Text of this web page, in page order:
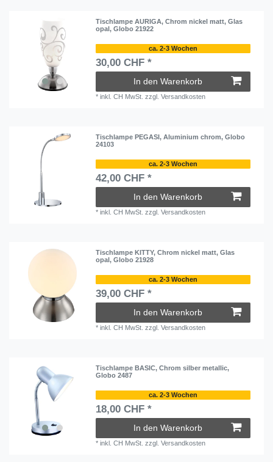
Tischlampe AURIGA, Chrom nickel matt, Glas
opal, Globo 21922
ca. 2-3 Wochen
30,00 CHF *
In den Warenkorb
*inkl. CH MwSt. zzgl.Versandkosten
Tischlampe PEGASI, Aluminium chrom, Globo
24103
ca. 2-3 Wochen
42,00 CHF *
In den Warenkorb
*inkl. CH MwSt. zzgl.Versandkosten
Tischlampe KITTY, Chrom nickel matt, Glas
opal, Globo 21928
ca. 2-3 Wochen
39,00 CHF *
In den Warenkorb
*inkl. CH MwSt. zzgl.Versandkosten
Tischlampe BASIC, Chrom silber metallic,
Globo 2487
ca. 2-3 Wochen
18,00 CHF *
In den Warenkorb
*inkl. CH MwSt. zzgl.Versandkosten